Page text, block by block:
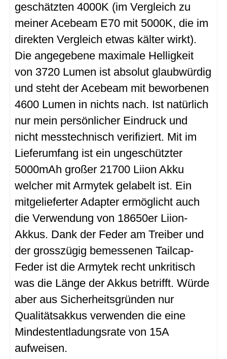
geschätzten 4000K (im Vergleich zu
meiner Acebeam E70 mit 5000K, die im
direkten Vergleich etwas kälter wirkt).
Die angegebene maximale Helligkeit
von 3720 Lumen ist absolut glaubwürdig
und steht der Acebeam mit beworbenen
4600 Lumen in nichts nach. Ist natürlich
nur mein persönlicher Eindruck und
nicht messtechnisch verifiziert. Mit im
Lieferumfang ist ein ungeschützter
5000mAh großer 21700 Liion Akku
welcher mit Armytek gelabelt ist. Ein
mitgelieferter Adapter ermöglicht auch
die Verwendung von 18650er Liion-
Akkus. Dank der Feder am Treiber und
der grosszügig bemessenen Tailcap-
Feder ist die Armytek recht unkritisch
was die Länge der Akkus betrifft. Würde
aber aus Sicherheitsgründen nur
Qualitätsakkus verwenden die eine
Mindestentladungsrate von 15A
aufweisen.